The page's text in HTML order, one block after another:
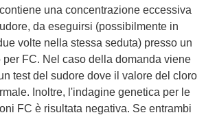
una concentrazione eccessiva
da eseguirsi (possibilmente in
volte nella stessa seduta) presso un
FC. Nel caso della domanda viene
test del sudore dove il valore del cloro
Inoltre, l'indagine genetica per le
FC è risultata negativa. Se entrambi